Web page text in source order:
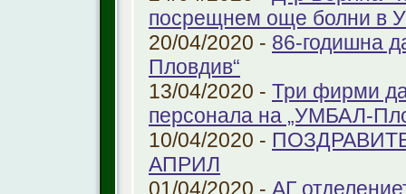
посрещнем още болни в
20/04/2020 - 86-годишна
Пловдив“
13/04/2020 - Три фирми
персонала на „УМБАЛ-
10/04/2020 -
АПРИЛ
01/04/2020 - АГ